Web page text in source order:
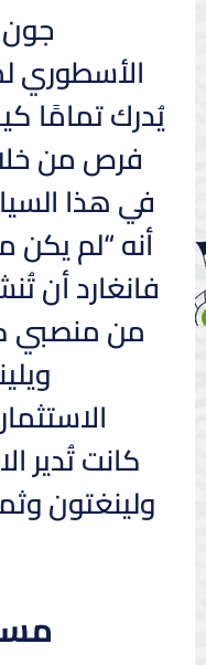
الأسطوري
يُدرك تمامًا
فرص من
في هذا
أنه “لم
فانغارد أن
من منصبي
كانت تُدير
ولينغتون